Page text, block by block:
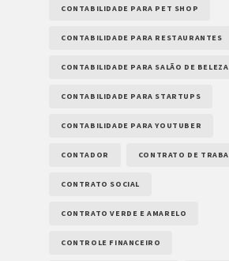
CONTABILIDADE PARA PET SHOP
CONTABILIDADE PARA RESTAURANTES
CONTABILIDADE PARA SALÃO DE BELEZA
CONTABILIDADE PARA STARTUPS
CONTABILIDADE PARA YOUTUBER
CONTADOR CONTRATO DE
CONTRATO SOCIAL
CONTRATO VERDE E AMARELO
CONTROLE FINANCEIRO